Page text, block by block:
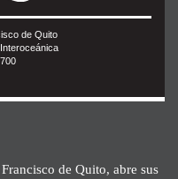
de Quito
de Quito, abre sus